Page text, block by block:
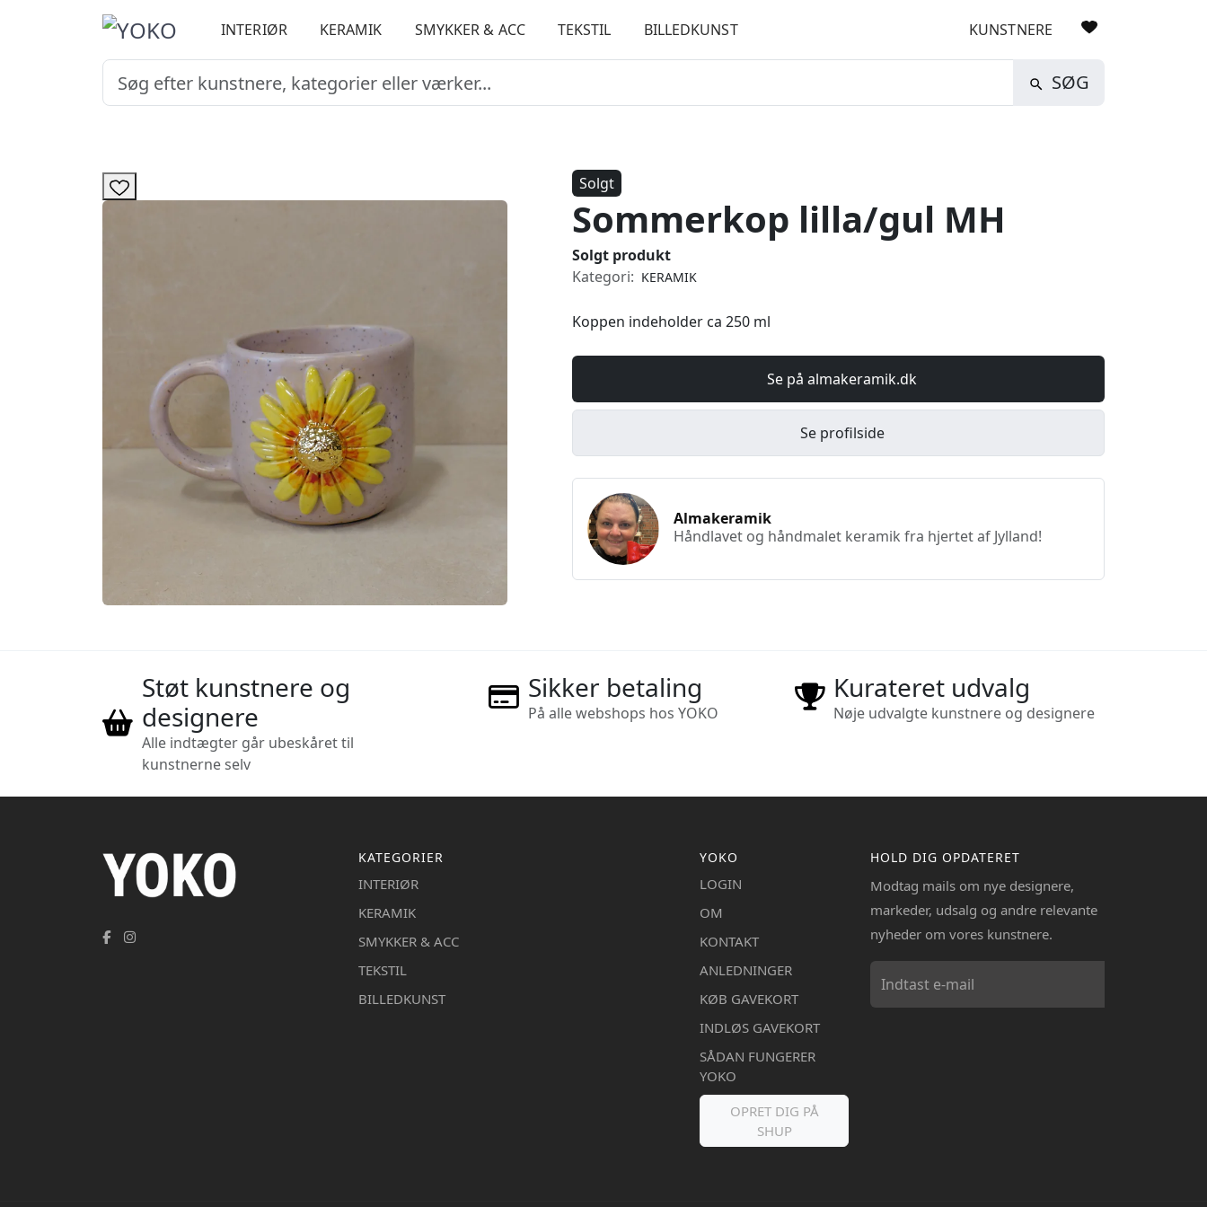
INTERIØR KERAMIK SMYKKER & ACC TEKSTIL BILLEDKUNST KUNSTNERE
SØG
Solgt
Sommerkop lilla/gul MH
Solgt produkt
Kategori: KERAMIK
Koppen indeholder ca 250 ml
Se på almakeramik.dk
Se profilside
Almakeramik
Håndlavet og håndmalet keramik fra hjertet af Jylland!
Støt kunstnere og
designere
Alle indtægter går ubeskåret til
kunstnerne selv
Sikker betaling
På alle webshops hos YOKO
Kurateret udvalg
Nøje udvalgte kunstnere og designere
KATEGORIER
INTERIØR
KERAMIK
SMYKKER & ACC
TEKSTIL
BILLEDKUNST
YOKO
LOGIN
OM
KONTAKT
ANLEDNINGER
KØB GAVEKORT
INDLØS GAVEKORT
SÅDAN FUNGERER
YOKO
OPRET DIG PÅ
SHUP
HOLD DIG OPDATERET
Modtag mails om nye designere,
markeder, udsalg og andre relevante
nyheder om vores kunstnere.